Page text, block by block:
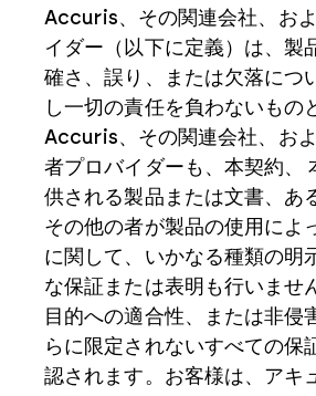
Accuris、その関連会社、お
イダー（以下に定義）は、製
確さ、誤り、または欠落につ
し一切の責任を負わないもの
Accuris、その関連会社、お
者プロバイダーも、本契約、
供される製品または文書、あ
その他の者が製品の使用によ
に関して、いかなる種類の明
な保証または表明も行いませ
目的への適合性、または非侵
らに限定されないすべての保
認されます。お客様は、アキ